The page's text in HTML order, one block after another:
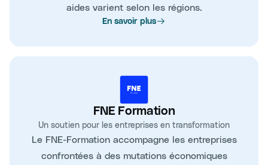
aides varient selon les régions.
En savoir plus
FNE Formation
Un soutien pour les entreprises en transformation
Le FNE-Formation accompagne les entreprises
confrontées à des mutations économiques